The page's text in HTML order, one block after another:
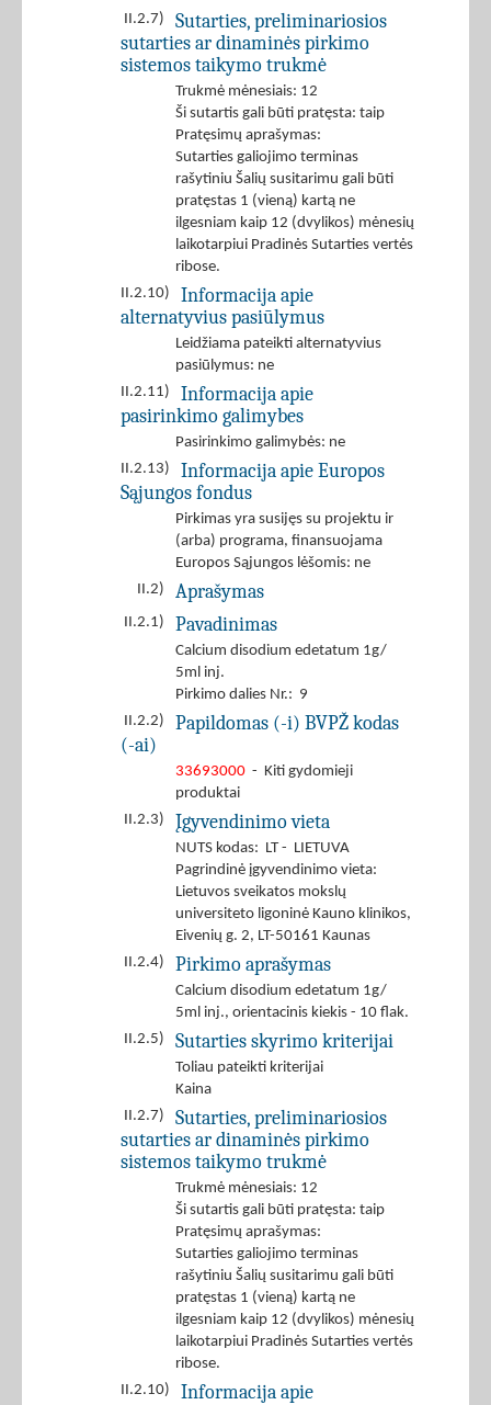
II.2.7)
Sutarties, preliminariosios
sutarties ar dinaminės pirkimo
sistemos taikymo trukmė
Trukmė mėnesiais: 12
Ši sutartis gali būti pratęsta: taip
Pratęsimų aprašymas:
Sutarties galiojimo terminas
rašytiniu Šalių susitarimu gali būti
pratęstas 1 (vieną) kartą ne
ilgesniam kaip 12 (dvylikos) mėnesių
laikotarpiui Pradinės Sutarties vertės
ribose.
II.2.10)
Informacija apie
alternatyvius pasiūlymus
Leidžiama pateikti alternatyvius
pasiūlymus: ne
II.2.11)
Informacija apie
pasirinkimo galimybes
Pasirinkimo galimybės: ne
II.2.13)
Informacija apie Europos
Sąjungos fondus
Pirkimas yra susijęs su projektu ir
(arba) programa, finansuojama
Europos Sąjungos lėšomis: ne
II.2)
Aprašymas
II.2.1) Pavadinimas
Calcium disodium edetatum 1g/
5ml inj.
Pirkimo dalies Nr.: 9
II.2.2)
Papildomas (-i) BVPŽ kodas
(-ai)
33693000 - Kiti gydomieji
produktai
II.2.3)
Įgyvendinimo vieta
NUTS kodas: LT - LIETUVA
Pagrindinė įgyvendinimo vieta:
Lietuvos sveikatos mokslų
universiteto ligoninė Kauno klinikos,
Eivenių g. 2, LT-50161 Kaunas
II.2.4)
Pirkimo aprašymas
Calcium disodium edetatum 1g/
5ml inj., orientacinis kiekis - 10 flak.
II.2.5)
Sutarties skyrimo kriterijai
Toliau pateikti kriterijai
Kaina
II.2.7)
Sutarties, preliminariosios
sutarties ar dinaminės pirkimo
sistemos taikymo trukmė
Trukmė mėnesiais: 12
Ši sutartis gali būti pratęsta: taip
Pratęsimų aprašymas:
Sutarties galiojimo terminas
rašytiniu Šalių susitarimu gali būti
pratęstas 1 (vieną) kartą ne
ilgesniam kaip 12 (dvylikos) mėnesių
laikotarpiui Pradinės Sutarties vertės
ribose.
II.2.10)
Informacija apie